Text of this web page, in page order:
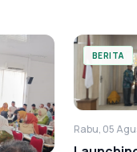
BERITA
Rabu, 05